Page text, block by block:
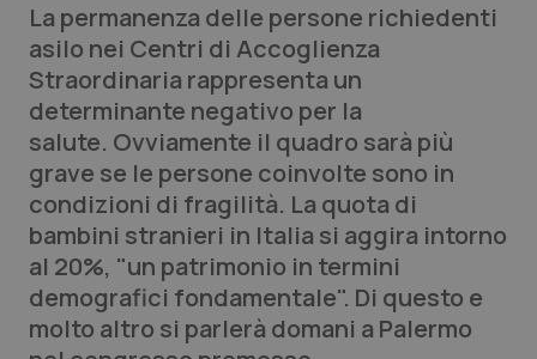
QS Pro
Professionisti Sanitari.AI
Abruzzo
Basilicata
Calabria
Campania
QS Pro Gold
Artrite & artrosi
Asma & BPCO
Car-T
QS Club Newsletter
La permanenza delle persone richiedenti
asilo nei Centri di Accoglienza
Straordinaria rappresenta un
determinante negativo per la
salute. Ovviamente il quadro sarà più
grave se le persone coinvolte sono in
condizioni di fragilità. La quota di
bambini stranieri in Italia si aggira intorno
al 20%, "un patrimonio in termini
demografici fondamentale". Di questo e
molto altro si parlerà domani a Palermo